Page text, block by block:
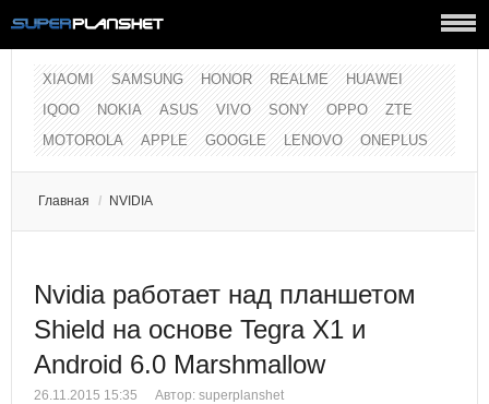
XIAOMI SAMSUNG HONOR REALME
HUAWEI
IQOO
NOKIA ASUS VIVO SONY OPPO
ZTE
MOTOROLA
APPLE GOOGLE LENOVO ONEPLUS
Главная / NVIDIA
Nvidia работает над планшетом
Shield на основе Tegra X1 и
Android 6.0 Marshmallow
26.11.2015 15:35 Автор: superplanshet